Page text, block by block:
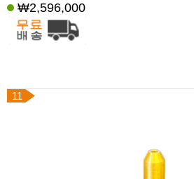
₩2,596,000
11